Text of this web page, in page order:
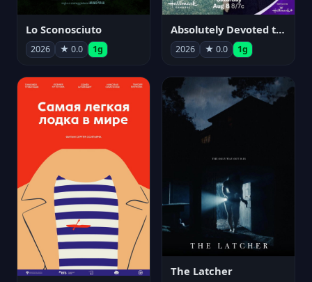
Lo Sconosciuto
2026 ★ 0.0 1g
Absolutely Devoted to You
2026 ★ 0.0 1g
The Latcher